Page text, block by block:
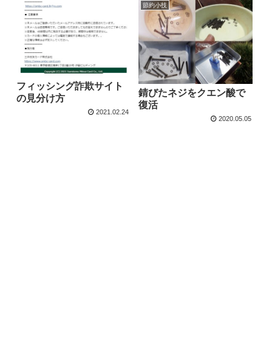
フィッシング詐欺サイト
の見分け方
2021.02.24
節約小技
錆びたネジをクエン酸で
復活
2020.05.05